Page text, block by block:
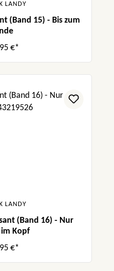
LANDY
(Band 15) - Bis zum
€*
LANDY
(Band 16) - Nur
Kopf
€*